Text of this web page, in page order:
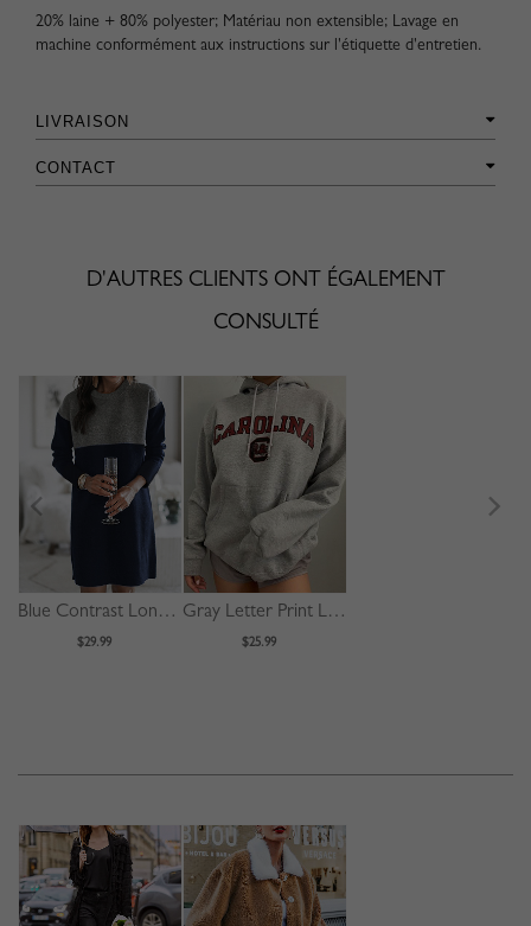
20% laine + 80% polyester; Matériau non extensible; Lavage en
machine conformément aux instructions sur l'étiquette d'entretien.
LIVRAISON
CONTACT
D'AUTRES CLIENTS ONT ÉGALEMENT
CONSULTÉ
Blue Contrast Long Sleeve Mini Dress
$29.99
Gray Letter Print Long Sleeve Hoodie
$25.99